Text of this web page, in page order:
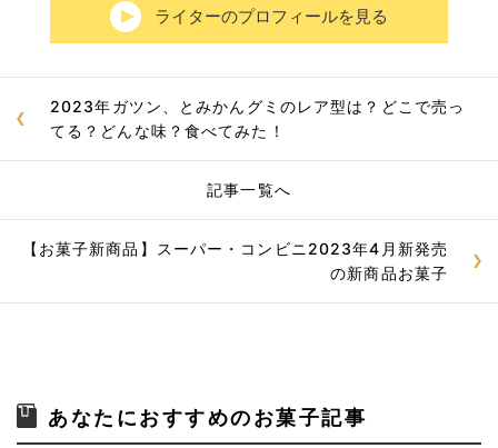
ライターのプロフィールを見る
2023年ガツン、とみかんグミのレア型は？どこで売っ
てる？どんな味？食べてみた！
記事一覧へ
【お菓子新商品】スーパー・コンビニ2023年4月新発売
の新商品お菓子
あなたにおすすめのお菓子記事